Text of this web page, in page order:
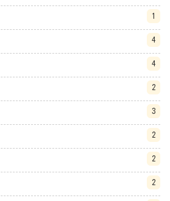
1
4
4
2
3
2
2
2